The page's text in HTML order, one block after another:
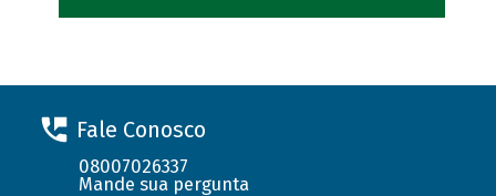
Fale Conosco
08007026337
Mande sua pergunta